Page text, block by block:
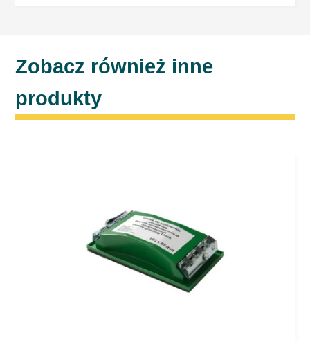
Zobacz również inne
produkty